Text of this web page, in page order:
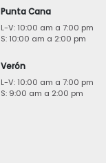
Punta Cana
L-V: 10:00 am a 7:00 pm
S: 10:00 am a 2:00 pm
Verón
L-V: 10:00 am a 7:00 pm
S: 9:00 am a 2:00 pm